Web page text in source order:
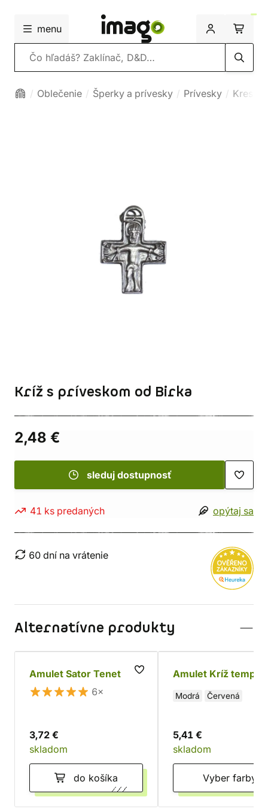
menu
Vyhľadávanie
Oblečenie Šperky a prívesky Prívesky
Kríž s príveskom od Birka
2,48 €
sleduj dostupnosť
41 ks predaných opýtaj sa
60 dní na vrátenie
Alternatívne produkty
Amulet Sator Tenet
6×
3,72 €
skladom
do košíka
Amulet Kríž
Modrá Červená
5,41 €
skladom
Vyber farby